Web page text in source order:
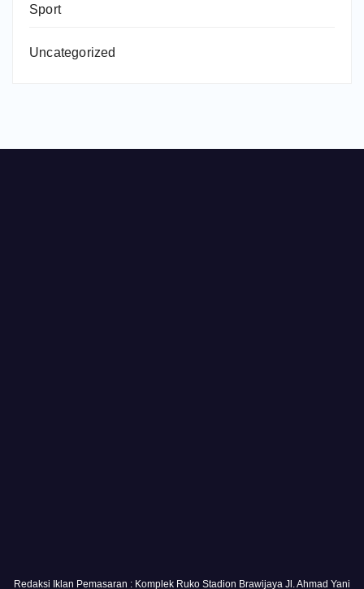
Sport
Uncategorized
Redaksi Iklan Pemasaran : Komplek Ruko Stadion Brawijaya Jl. Ahmad Yani